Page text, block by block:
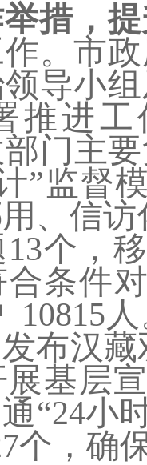
措，
。市
导小
推进
部门主
”监督
、信
个，
条件
10815
布汉
基层
“24小
个，确